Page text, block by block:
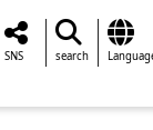
SNS search